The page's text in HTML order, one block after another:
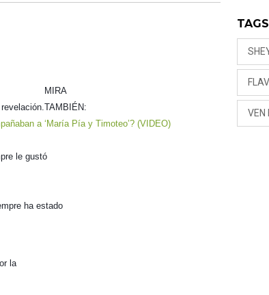
MIRA
TAMBIÉN:
a ‘María Pía y Timoteo’? (VIDEO)
le gustó
ha estado
la
TAGS
VEN